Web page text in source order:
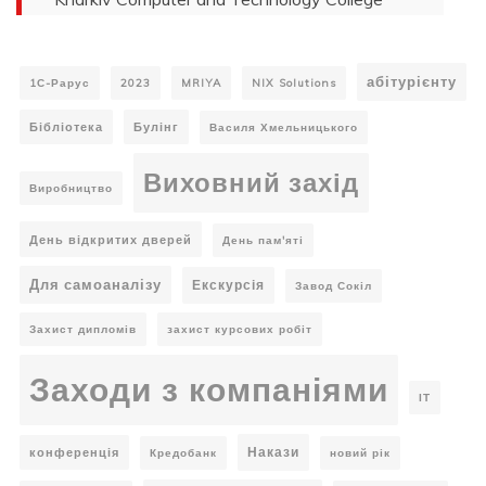
1С-Рарус 2023 MRIYA NIX Solutions абітурієнту
Бібліотека Булінг Василя Хмельницького
Виробництво Виховний захід
День відкритих дверей День пам'яті
Для самоаналізу Екскурсія Завод Сокіл
Захист дипломів захист курсових робіт
Заходи з компаніями ІТ
конференція Кредобанк Накази новий рік